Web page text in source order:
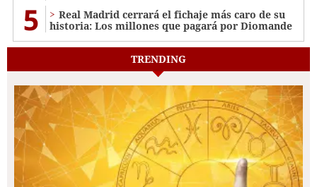
5
Real Madrid cerrará el fichaje más caro de su
historia: Los millones que pagará por Diomande
TRENDING